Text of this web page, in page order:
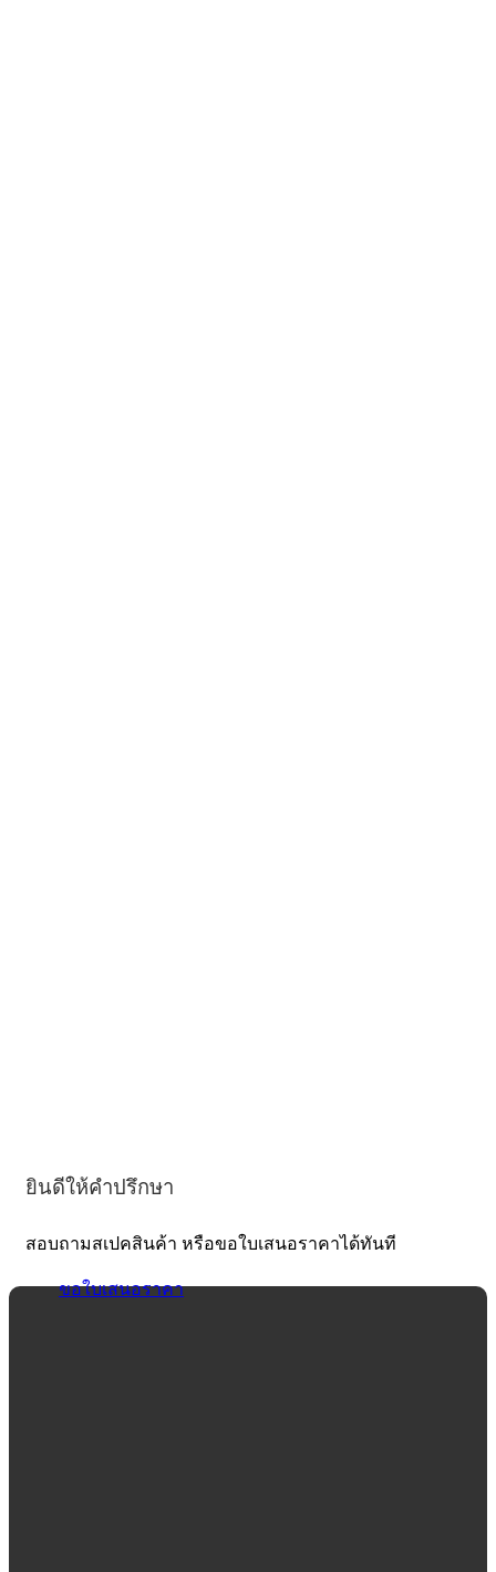
ยินดีให้คำปรึกษา
สอบถามสเปคสินค้า หรือขอใบเสนอราคาได้ทันที
ขอใบเสนอราคา